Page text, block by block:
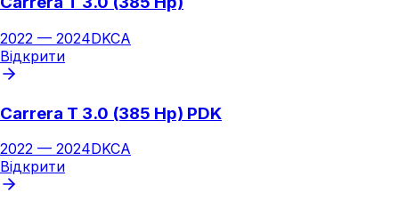
2022 — 2024DKCA
Відкрити
Carrera T 3.0 (385 Hp) PDK
2022 — 2024DKCA
Відкрити